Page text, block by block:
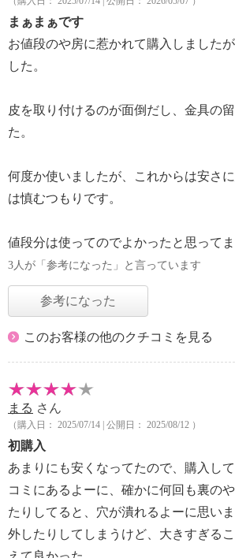
まぁまぁです
お値段のや房に惹かれて購入しました
した。
皮を取り付けるのが面倒だし、金具の
た。
何度か使いましたが、これからは安さ
は慎むつもりです。
値段分は使ってのでよかったと思ってま
3人が「参考になった」と言っています
参考になった
このお客様の他のクチコミを見る
まる さん
（購入日： 2025/07/14 | 公開日： 2025/08/12 ）
初購入
あまりにも安くなってたので、購入し
コミにあるよーに、確かに何回も裏の
たりしてると、穴が潰れるよーに思い
外したりしてしまうけど、大きすぎる